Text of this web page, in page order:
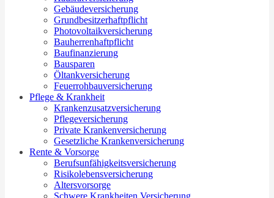
Gebäudeversicherung
Grundbesitzerhaftpflicht
Photovoltaikversicherung
Bauherrenhaftpflicht
Baufinanzierung
Bausparen
Öltankversicherung
Feuerrohbauversicherung
Pflege & Krankheit
Krankenzusatzversicherung
Pflegeversicherung
Private Krankenversicherung
Gesetzliche Krankenversicherung
Rente & Vorsorge
Berufs­unfähigkeitsversicherung
Risikolebensversicherung
Altersvorsorge